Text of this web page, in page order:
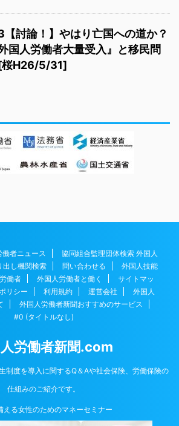
【討論！】やはり亡国への道か？
外国人労働者大量受入』と移民問
桜H26/5/31]
働者ニュース
協同組合監理団体検索 外国人
出し機関検索 問い合わせる
外国人技能
働者 外国人労働者と働く
サイトマッ
リシー 利用規約 運営会社
外国人
外国人労働者新聞おすすめのサービス
#0 (タイトルなし)
労働者新聞.com
制度を導入に関するQ＆Aや社会保険、労働保険の
仕組みのご紹介です。
える女性のためのマネーセミナー